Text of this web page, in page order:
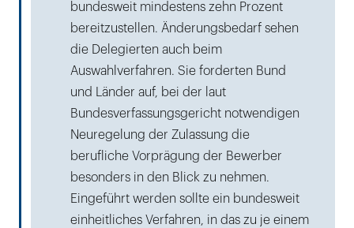
bundesweit mindestens zehn Prozent
bereitzustellen. Änderungsbedarf sehen
die Delegierten auch beim
Auswahlverfahren. Sie forderten Bund
und Länder auf, bei der laut
Bundesverfassungsgericht notwendigen
Neuregelung der Zulassung die
berufliche Vorprägung der Bewerber
besonders in den Blick zu nehmen.
Eingeführt werden sollte ein bundesweit
einheitliches Verfahren, in das zu je einem